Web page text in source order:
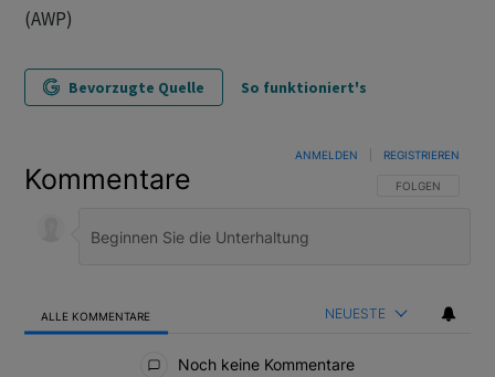
(AWP)
Bevorzugte Quelle So funktioniert's
Kommentare FOLGE DIESER
FOLGEN
ANMELDEN REGISTRIEREN
ALLE KOMMENTARE NEUESTE
Noch keine Kommentare